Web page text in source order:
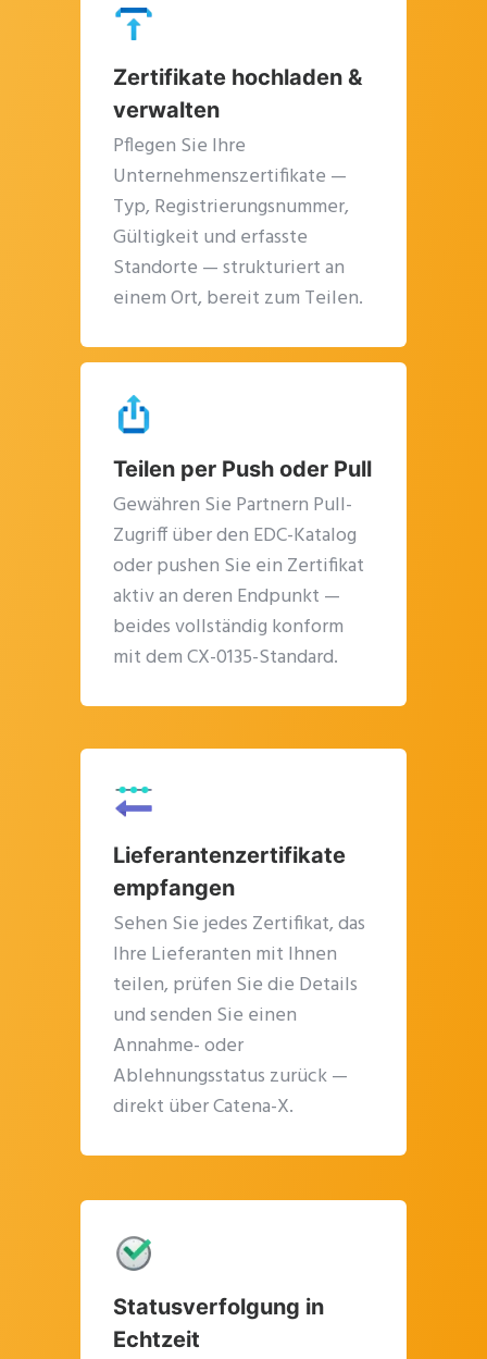
Zertifikate hochladen &
verwalten
Pflegen Sie Ihre
Unternehmenszertifikate —
Typ, Registrierungsnummer,
Gültigkeit und erfasste
Standorte — strukturiert an
einem Ort, bereit zum Teilen.
Teilen per Push oder Pull
Gewähren Sie Partnern Pull-
Zugriff über den EDC-Katalog
oder pushen Sie ein Zertifikat
aktiv an deren Endpunkt —
beides vollständig konform
mit dem CX-0135-Standard.
Lieferantenzertifikate
empfangen
Sehen Sie jedes Zertifikat, das
Ihre Lieferanten mit Ihnen
teilen, prüfen Sie die Details
und senden Sie einen
Annahme- oder
Ablehnungsstatus zurück —
direkt über Catena-X.
Statusverfolgung in
Echtzeit
Exchange — FREE for up to 3 years
Plus company certificate management included. Limited funded
Start free — 15 min